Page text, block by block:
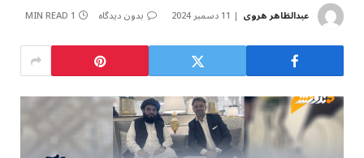
عبدالظاهر هروی 11 دسمبر 2024 بدون دیدگاه 1 MIN READ